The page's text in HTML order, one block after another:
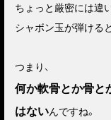
ちょっと厳密には違
シャボン玉が弾ける
つまり、
何か軟骨とか骨と
はないんですね。